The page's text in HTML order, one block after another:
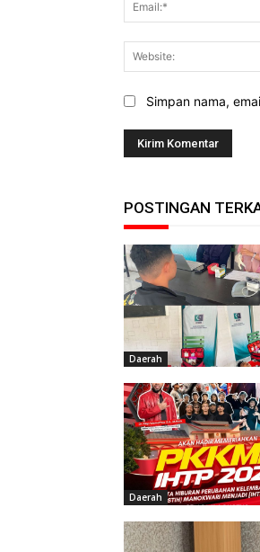
Simpan nama,
POSTINGAN
Daerah
Daerah